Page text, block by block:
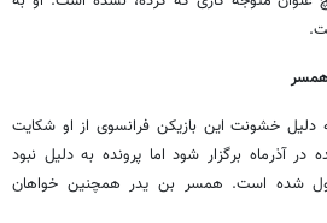
بن یدر در بهمن ۱۴۰۲ به دلیل خشونت‌ این بازیکن فرانسوی از او شکایت
در آذرماه برگزار شود اما پرونده به دلیل نبود
اردیبهشت ۱۴۰۴ موکول شده است. همسر بن یدر همچنین خواهان